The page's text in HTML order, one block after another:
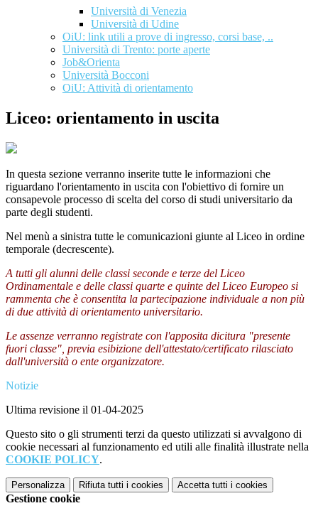
Università di Venezia
Università di Udine
OiU: link utili a prove di ingresso, corsi base, ..
Università di Trento: porte aperte
Job&Orienta
Università Bocconi
OiU: Attività di orientamento
Liceo: orientamento in uscita
In questa sezione verranno inserite tutte le informazioni che
riguardano l'orientamento in uscita con l'obiettivo di fornire un
consapevole processo di scelta del corso di studi universitario da
parte degli studenti.
Nel menù a sinistra tutte le comunicazioni giunte al Liceo in ordine
temporale (decrescente).
A tutti gli alunni delle classi seconde e terze del Liceo
Ordinamentale e delle classi quarte e quinte del Liceo Europeo si
rammenta che è consentita la partecipazione individuale a non più
di due attività di orientamento universitario.
Le assenze verranno registrate con l'apposita dicitura "presente
fuori classe", previa esibizione dell'attestato/certificato rilasciato
dall'università o ente organizzatore.
Notizie
Ultima revisione il 01-04-2025
Questo sito o gli strumenti terzi da questo utilizzati si avvalgono di
cookie necessari al funzionamento ed utili alle finalità illustrate nella
COOKIE POLICY.
Personalizza Rifiuta tutti i cookies Accetta tutti i cookies
Gestione cookie